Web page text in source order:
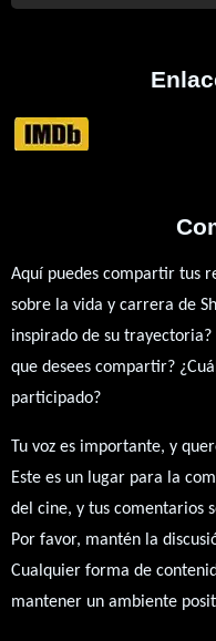
Aquí puedes compartir tus
sobre la vida y carrera de
inspirado de su trayectoria?
que desees compartir?
participado?
Tu voz es importante, y
Este es un lugar para la
del cine, y tus comentarios
Por favor, mantén la
Cualquier forma de
mantener un ambiente